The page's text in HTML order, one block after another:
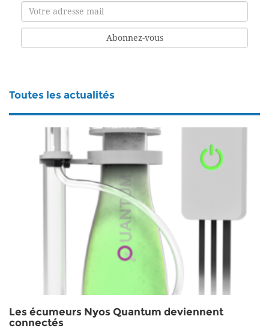
Toutes les actualités
Les écumeurs Nyos Quantum deviennent
connectés